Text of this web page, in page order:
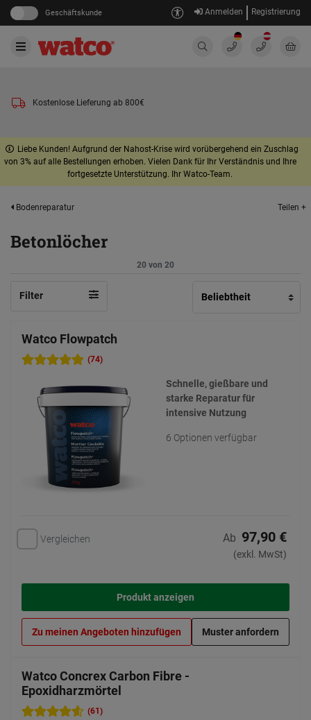
Geschäftskunde Anmelden Registrierung
Kostenlose Lieferung ab 800€
Liebe Kunden! Aufgrund der Nahost-Krise wird vorübergehend ein Zuschlag
von 3% auf alle Bestellungen erhoben. Vielen Dank für Ihr Verständnis und Ihre
fortgesetzte Unterstützung. Ihr Watco-Team.
Bodenreparatur Teilen +
Betonlöcher
20 von 20
Filter
Watco Flowpatch
(74)
Schnelle, gießbare und
starke Reparatur für
intensive Nutzung
6 Optionen verfügbar
Vergleichen Ab 97,90 €
(exkl. MwSt)
Produkt anzeigen
Zu meinen Angeboten hinzufügen Muster anfordern
Watco Concrex Carbon Fibre -
Epoxidharzmörtel
(61)